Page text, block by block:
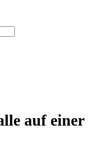
auf einer